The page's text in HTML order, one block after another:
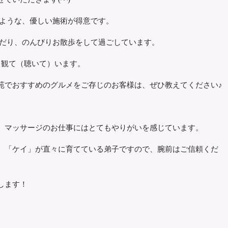
うな、優しい施術が得意です。
り、のんびりお散歩をして過ごしています。
て（聴いて）います。
おすすめのグルメをご存じのお客様は、ぜひ教えてください♪
ッサージのお仕事にはとてもやりがいを感じています。
「ケイ」が直々に育てている弟子ですので、腕前はご信頼くだ
ます！